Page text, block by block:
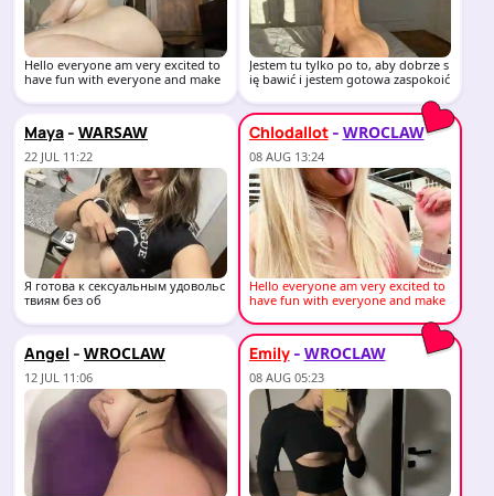
Hello everyone am very excited to
have fun with everyone and make
Jestem tu tylko po to, aby dobrze s
ię bawić i jestem gotowa zaspokoić
wszystk
Maya - WARSAW
22 JUL 11:22
Я готова к сексуальным удовольс
твиям без об
Chlodallot- WROCLAW
08 AUG 13:24
Hello everyone am very excited to
have fun with everyone and make
Angel - WROCLAW
12 JUL 11:06
Emily- WROCLAW
08 AUG 05:23